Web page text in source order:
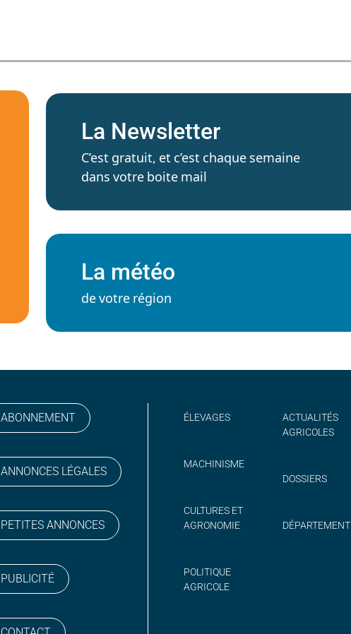
La Newsletter
C’est gratuit, et c’est chaque semaine
dans votre boite mail
La météo
de votre région
ABONNEMENT
ANNONCES LÉGALES
PETITES ANNONCES
PUBLICITÉ
ÉLEVAGES
MACHINISME
CULTURES ET
AGRONOMIE
POLITIQUE
AGRICOLE
ACTUALITÉS
AGRICOLES
DOSSIERS
DÉPARTEMENT